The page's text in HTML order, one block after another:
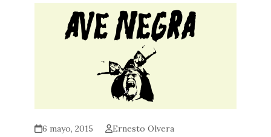
6 mayo, 2015
Ernesto Olvera